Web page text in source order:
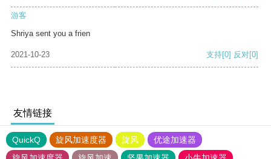
游客
Shriya sent you a frien
2021-10-23 支持[0] 反对[0]
友情链接
QuickQ 旋风加速度器 旋风
优途加速器